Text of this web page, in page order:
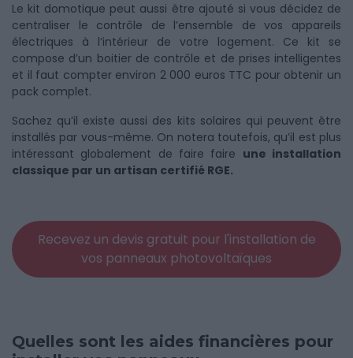
Le kit domotique peut aussi être ajouté si vous décidez de
centraliser le contrôle de l’ensemble de vos appareils
électriques à l’intérieur de votre logement. Ce kit se
compose d’un boitier de contrôle et de prises intelligentes
et il faut compter environ 2 000 euros TTC pour obtenir un
pack complet.
Sachez qu’il existe aussi des kits solaires qui peuvent être
installés par vous-même. On notera toutefois, qu’il est plus
intéressant globalement de faire faire une installation
classique par un artisan certifié RGE.
Recevez un devis gratuit pour l'installation de
vos panneaux photovoltaïques
Quelles sont les aides financières pour